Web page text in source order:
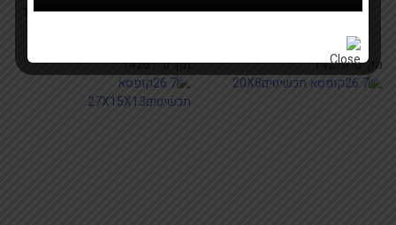
26.7קופסא
תכשיטים15X13X11
26.7קופסא תכשיטים18X24
מק''ט:14270 מק''ט:14267